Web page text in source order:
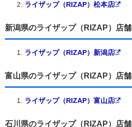
ライザップ（RIZAP）松本店
新潟県のライザップ（RIZAP）店舗
ライザップ（RIZAP）新潟店
富山県のライザップ（RIZAP）店舗
ライザップ（RIZAP）富山店
石川県のライザップ（RIZAP）店舗